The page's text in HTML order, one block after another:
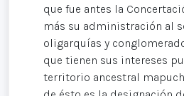
que fue antes la
más su administración al
oligarquías y
que tienen sus intereses
territorio ancestral